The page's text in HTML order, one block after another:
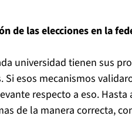
de las elecciones en la
universidad tienen sus
Si esos mecanismos
respecto a eso. Hasta
de la manera correcta,